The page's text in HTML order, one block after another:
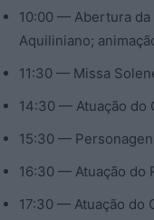
10:00 — Abertura da
Aquiliniano;
11:30 — Missa
14:30 — Atuação do
15:30 —
16:30 — Atuação do
17:30 — Atuação do